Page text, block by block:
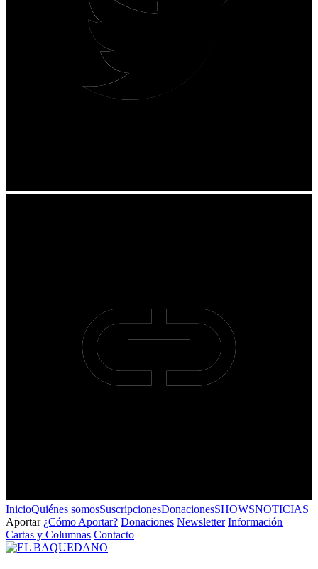
InicioQuiénes somosSuscripcionesDonacionesSHOWSNOTICIAS
Aportar¿Cómo Aportar? Donaciones Newsletter Información
Cartas y Columnas Contacto